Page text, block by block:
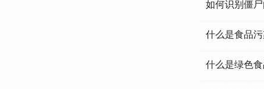
如何识别僵尸
什么是食品
什么是绿色